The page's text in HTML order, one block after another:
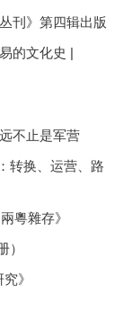
刊》第四辑出版
的文化史 |
不止是军营
转换、运营、路
粵雜存》
）
》